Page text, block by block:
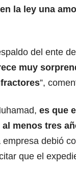
la ley una
del ente
muy
”,
es que
menos tres
debió
que el